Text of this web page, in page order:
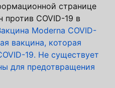
странице
против COVID-19 в
Moderna COVID-
вакцина, которая
19. Не существует
для предотвращения